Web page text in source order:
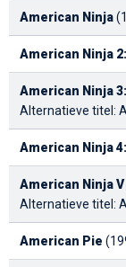
American Ninja
American Ninja
American Ninja
Alternatieve titel:
American Ninja
American Ninja V
Alternatieve titel:
American Pie